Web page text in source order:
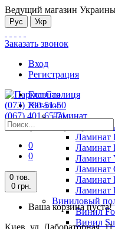
Ведущий магазин Украины
Рус Укр
Заказать звонок
Вход
Регистрация
(073) 780-51-50
(067) 401-65-71
Киев, ул. Лабораторная, 11
0
0
0 тов.
0 грн.
Ваша корзина пуста!
Киев, ул. Лабораторная, 11
Главная
Каталог
Ламинат
Ламинат
Ламинат
Ламинат
Ламинат
Ламинат
Ламинат
Виниловый
Винил
Винил